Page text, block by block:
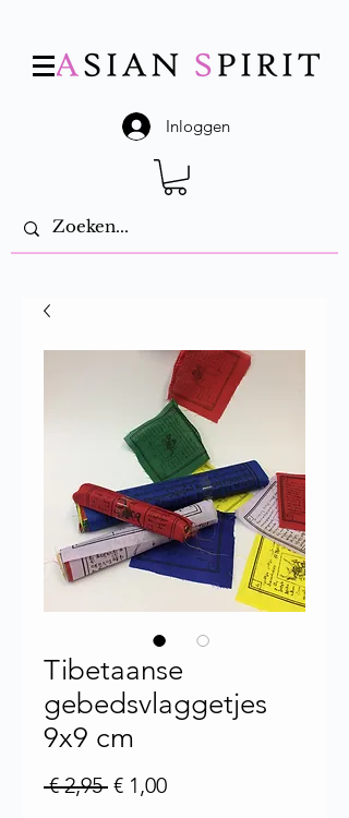
Inloggen
Tibetaanse
gebedsvlaggetjes
9x9 cm
€ 2,95 Normale prijs
€ 1,00Verkoopprijs